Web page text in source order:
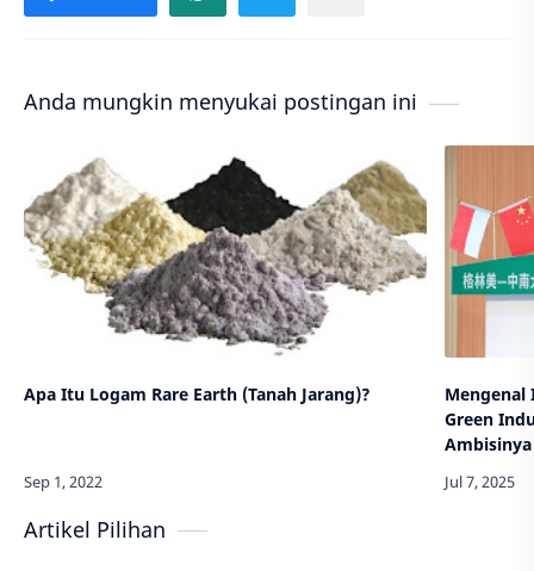
Anda mungkin menyukai postingan ini
Apa Itu Logam Rare Earth (Tanah Jarang)?
Mengenal
Green
Ambisinya
Artikel Pilihan